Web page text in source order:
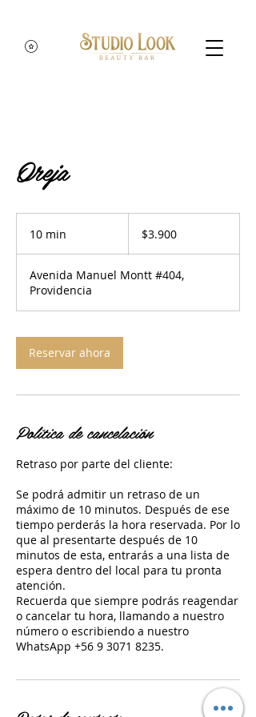
Oreja
10 min
m
i
n
chilenos
$3.900
Avenida Manuel Montt #404,
Providencia
Reservar ahora
Política de cancelación
Retraso por parte del cliente:
Se podrá admitir un retraso de un
máximo de 10 minutos. Después de ese
tiempo perderás la hora reservada. Por lo
que al presentarte después de 10
minutos de esta, entrarás a una lista de
espera dentro del local para tu pronta
atención.
Recuerda que siempre podrás reagendar
o cancelar tu hora, llamando a nuestro
número o escribiendo a nuestro
WhatsApp +56 9 3071 8235.